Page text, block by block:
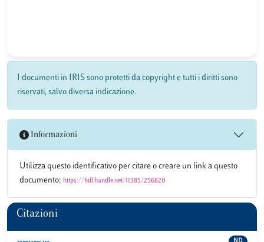
I documenti in IRIS sono protetti da copyright e tutti i diritti sono
riservati, salvo diversa indicazione.
Informazioni
Utilizza questo identificativo per citare o creare un link a questo
documento: https://hdl.handle.net/11385/256820
Citazioni